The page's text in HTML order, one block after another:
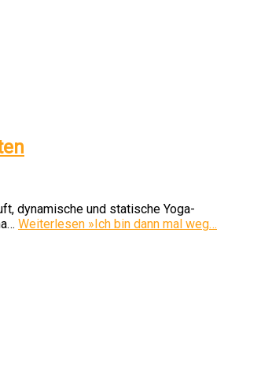
dynamische und statische Yoga-
Weiterlesen »Ich bin dann mal weg…